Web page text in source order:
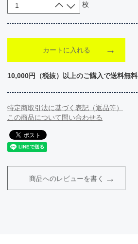
枚
カートに入れる
10,000円（税抜）以上のご購入で送料無料
特定商取引法に基づく表記（返品等）
この商品について問い合わせる
商品へのレビューを書く